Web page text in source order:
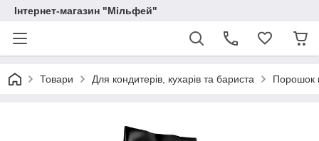
Інтернет-магазин "Мільфей"
Товари Для кондитерів, кухарів та бариста Порошок